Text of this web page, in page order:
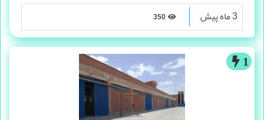
3 ماه پیش
1